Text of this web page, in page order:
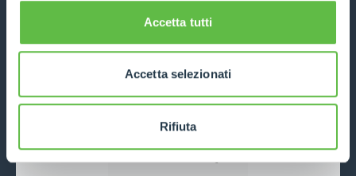
Accetta tutti
Accetta selezionati
Rifiuta
DESCUBRE